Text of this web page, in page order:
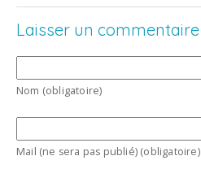
Laisser un commentaire
Nom (obligatoire)
Mail (ne sera pas publié) (obligatoire)